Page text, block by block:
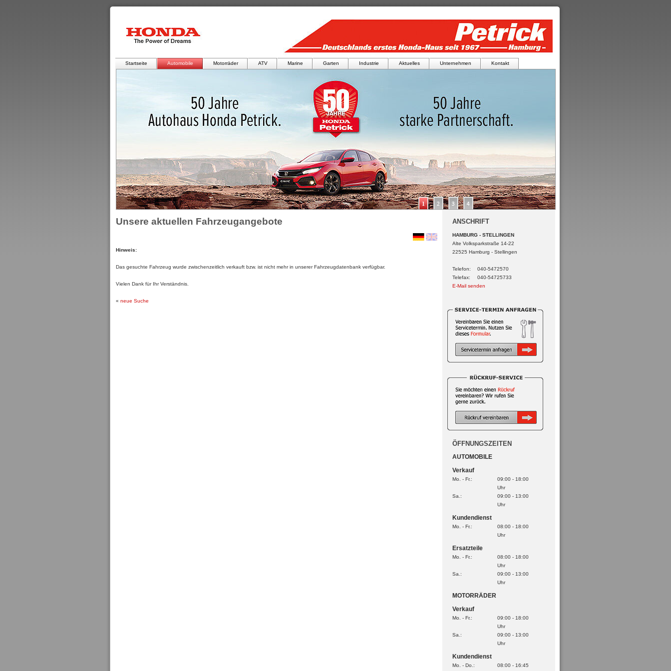
Startseite Automobile Motorräder ATV Marine Garten Industrie Aktuelles Unternehmen Kontakt
Unsere aktuellen Fahrzeugangebote
Hinweis:
Das gesuchte Fahrzeug wurde zwischenzeitlich verkauft bzw. ist nicht mehr in unserer Fahrzeugdatenbank verfügbar.
Vielen Dank für Ihr Verständnis.
« neue Suche
ANSCHRIFT
HAMBURG - STELLINGEN
Alte Volksparkstraße 14-22
22525 Hamburg - Stellingen
Telefon:
040-5472570
Telefax:
040-54725733
E-Mail senden
ÖFFNUNGSZEITEN
AUTOMOBILE
Verkauf
Mo. - Fr.:
09:00 - 18:00
Uhr
Sa.:
09:00 - 13:00
Uhr
Kundendienst
Mo. - Fr.:
08:00 - 18:00
Uhr
Ersatzteile
Mo. - Fr.:
08:00 - 18:00
Uhr
Sa.:
09:00 - 13:00
Uhr
MOTORRÄDER
Verkauf
Mo. - Fr.:
09:00 - 18:00
Uhr
Sa.:
09:00 - 13:00
Uhr
Kundendienst
Mo. - Do.: 08:00 - 16:45